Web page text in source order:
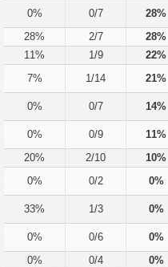
28%
0/7
0%
28%
2/7
28%
22%
1/9
11%
21%
1/14
7%
14%
0/7
0%
11%
0/9
0%
10%
2/10
20%
0%
0/2
0%
0%
1/3
33%
0%
0/6
0%
0%
0/4
0%